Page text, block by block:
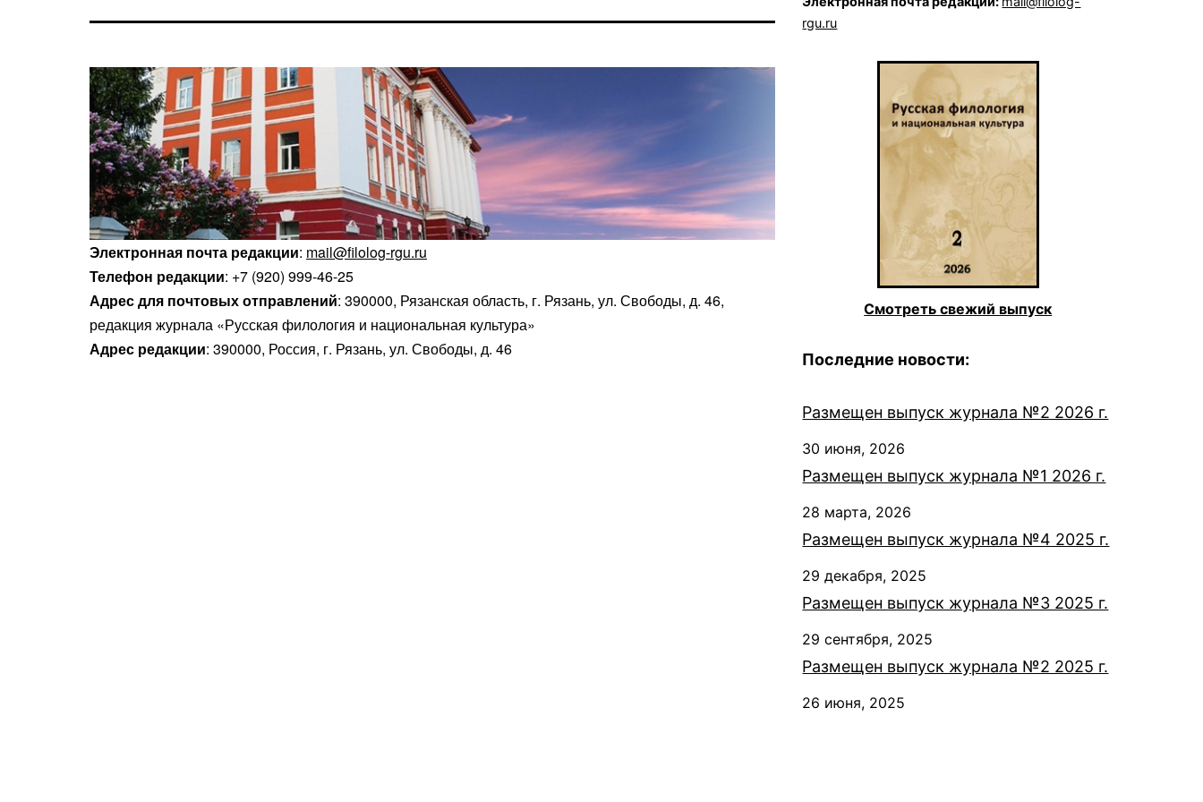
Электронная почта редакции: mail@filolog-rgu.ru
Телефон редакции: +7 (920) 999-46-25
Адрес для почтовых отправлений: 390000, Рязанская область, г. Рязань, ул. Свободы, д. 46,
редакция журнала «Русская филология и национальная культура»
Адрес редакции: 390000, Россия, г. Рязань, ул. Свободы, д. 46
rgu.ru
Смотреть свежий выпуск
Последние новости:
Размещен выпуск журнала №2 2026 г.
30 июня, 2026
Размещен выпуск журнала №1 2026 г.
28 марта, 2026
Размещен выпуск журнала №4 2025 г.
29 декабря, 2025
Размещен выпуск журнала №3 2025 г.
29 сентября, 2025
Размещен выпуск журнала №2 2025 г.
26 июня, 2025